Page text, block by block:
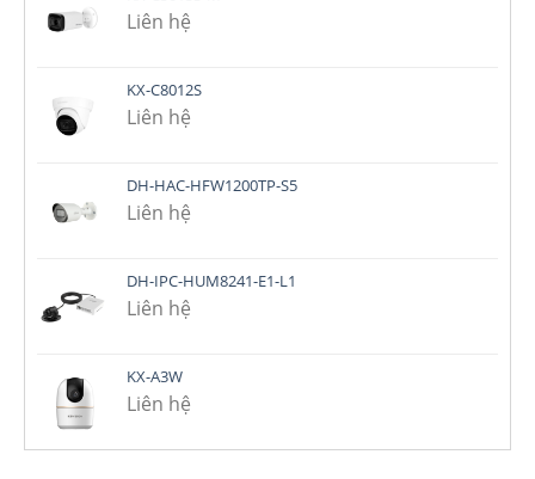
Liên hệ
KX-C8012S
Liên hệ
DH-HAC-HFW1200TP-S5
Liên hệ
DH-IPC-HUM8241-E1-L1
Liên hệ
KX-A3W
Liên hệ